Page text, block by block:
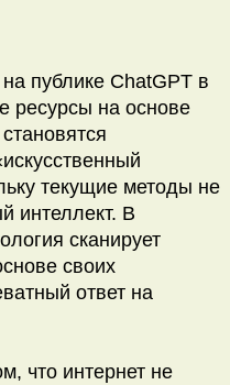
публике ChatGPT в
ресурсы на основе
текущие методы не
интеллект. В
сканирует
своих
ответ на
что интернет не